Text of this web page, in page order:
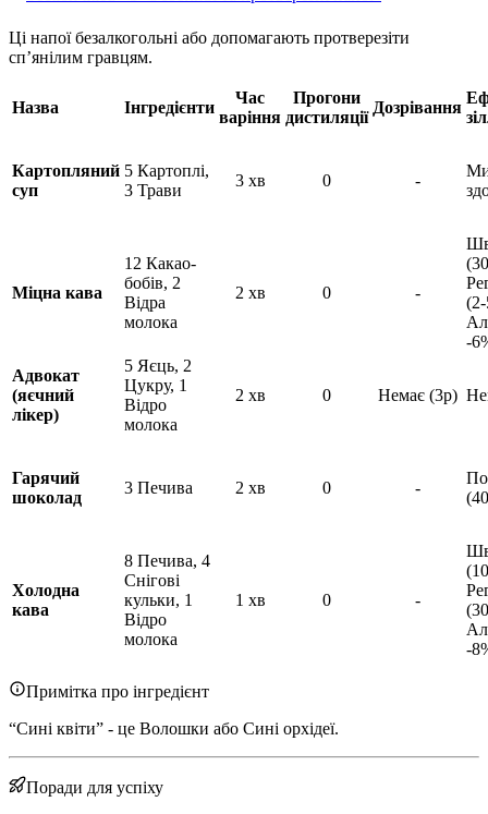
Ці напої безалкогольні або допомагають протверезіти
сп’янілим гравцям.
Назва Інгредієнти
Час
варіння
Прогони
дистиляції
Дозрівання
Картопляний
суп
5 Картоплі,
3 Трави
3 хв 0 -
Міцна кава
12 Какао-
бобів, 2
Відра
молока
2 хв 0 -
-
Адвокат
(яєчний
лікер)
5 Яєць, 2
Цукру, 1
Відро
молока
2 хв 0 Немає (3р)
Гарячий
шоколад
3 Печива 2 хв 0 -
Холодна
кава
8 Печива, 4
Снігові
кульки, 1
Відро
молока
1 хв 0 -
-
Примітка про інгредієнт
“Сині квіти” - це Волошки або Сині орхідеї.
Поради для успіху